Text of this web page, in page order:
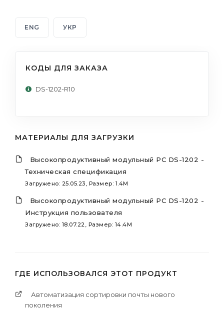
ENG УКР
КОДЫ ДЛЯ ЗАКАЗА
DS-1202-R10
МАТЕРИАЛЫ ДЛЯ ЗАГРУЗКИ
Высокопродуктивный модульный PC DS-1202 -
Техническая спецификация
Загружено: 25.05.23, Размер: 1.4M
Высокопродуктивный модульный PC DS-1202 -
Инструкция пользователя
Загружено: 18.07.22, Размер: 14.4M
ГДЕ ИСПОЛЬЗОВАЛСЯ ЭТОТ ПРОДУКТ
Автоматизация сортировки почты нового
поколения